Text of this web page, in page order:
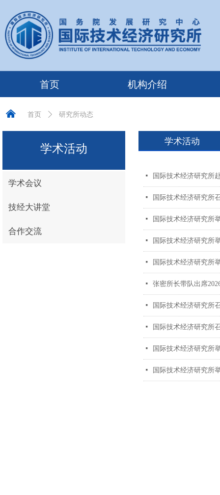
首页 机构介绍
学术活动
学术会议
技经大讲堂
合作交流
낀 首页 ꄲ 研究所动态
学术活动
넷 国际技术经济研究所
넷 国际技术经济研究所
넷 国际技术经济研究所
넷 国际技术经济研究所
넷 国际技术经济研究所
넷 张密所长带队出席
넷 国际技术经济研究所
넷 国际技术经济研究所
넷 国际技术经济研究所
넷 国际技术经济研究所